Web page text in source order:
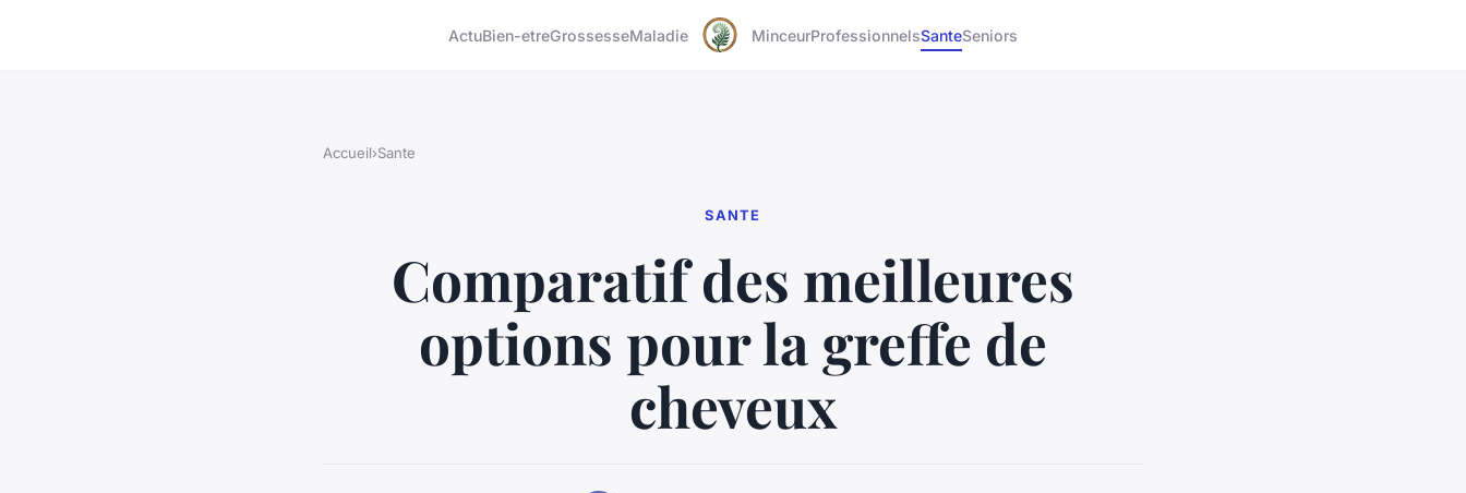
ActuBien-etreGrossesseMaladie MinceurProfessionnelsSanteSeniors
Accueil›Sante
SANTE
Comparatif des meilleures
options pour la greffe de
cheveux